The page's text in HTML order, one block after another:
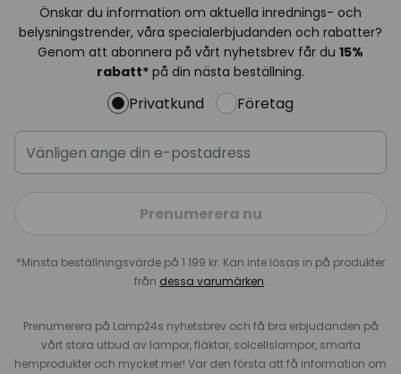
Önskar du information om aktuella inrednings- och
belysningstrender, våra specialerbjudanden och rabatter?
Genom att abonnera på vårt nyhetsbrev får du 15%
rabatt* på din nästa beställning.
Privatkund Företag
Prenumerera nu
*Minsta beställningsvärde på 1 199 kr. Kan inte lösas in på produkter
från dessa varumärken.
Prenumerera på Lamp24s nyhetsbrev och få bra erbjudanden på
vårt stora utbud av lampor, fläktar, solcellslampor, smarta
hemprodukter och mycket mer! Var den första att få information om